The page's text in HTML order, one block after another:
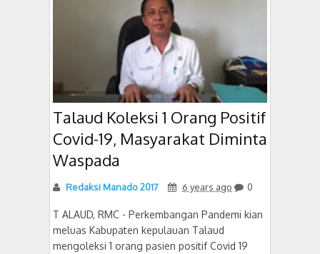
Talaud Koleksi 1 Orang Positif
Covid-19, Masyarakat Diminta
Waspada
Redaksi Manado 2017 6 years ago 0
T ALAUD, RMC - Perkembangan Pandemi kian
meluas Kabupaten kepulauan Talaud
mengoleksi 1 orang pasien positif Covid 19